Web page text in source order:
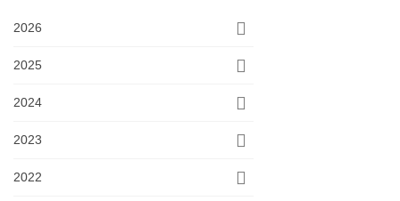
2026
2025
2024
2023
2022